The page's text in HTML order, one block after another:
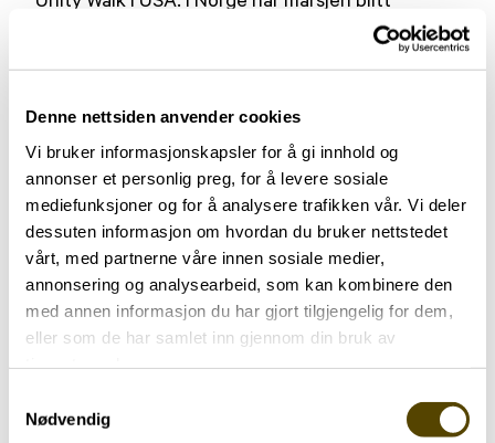
Denne nettsiden anvender cookies
Vi bruker informasjonskapsler for å gi innhold og
annonser et personlig preg, for å levere sosiale
mediefunksjoner og for å analysere trafikken vår. Vi deler
dessuten informasjon om hvordan du bruker nettstedet
vårt, med partnerne våre innen sosiale medier,
annonsering og analysearbeid, som kan kombinere den
med annen informasjon du har gjort tilgjengelig for dem,
eller som de har samlet inn gjennom din bruk av
Nødvendig
Bergen, Bodø, Trondheim, Elverum. I 2020 er det
Østfold som har tatt stafettpinnen og vil
– I Danmark hadde de i år Unity Walk i flere byer
samtidig. Det er ikke noe i veien for at flere kan
lage tilsvarende arrangementer i Norge heller,
selv om Østfold er i spissen.
Informasjon
Som bypatriot kjenner han meget godt
Sandefjord bys historie og liker å holde foredrag.
Blant annet er han guide på Midtåsen, skipsreder